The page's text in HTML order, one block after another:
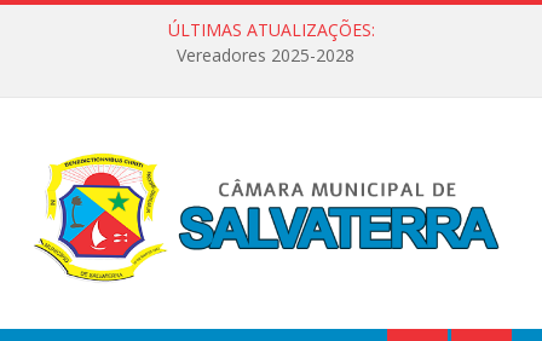
ÚLTIMAS ATUALIZAÇÕES:
Vereadores 2025-2028